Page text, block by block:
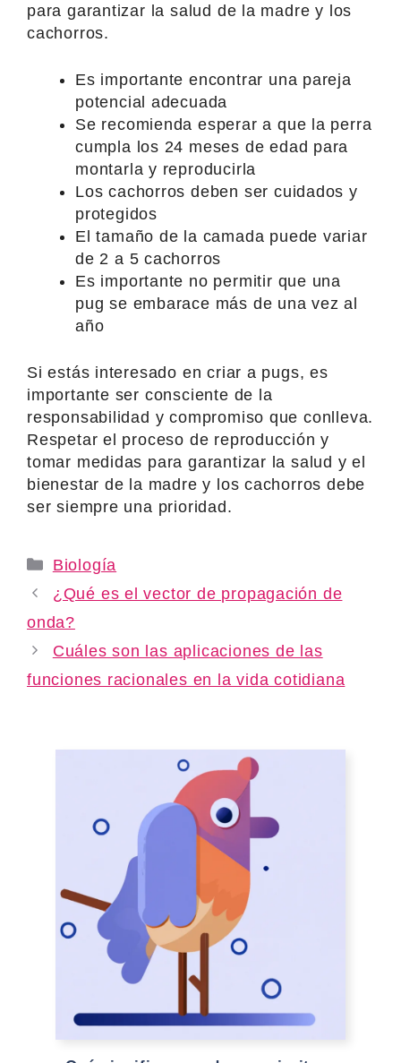
para garantizar la salud de la madre y los
cachorros.
Es importante encontrar una pareja
potencial adecuada
Se recomienda esperar a que la perra
cumpla los 24 meses de edad para
montarla y reproducirla
Los cachorros deben ser cuidados y
protegidos
El tamaño de la camada puede variar
de 2 a 5 cachorros
Es importante no permitir que una
pug se embarace más de una vez al
año
Si estás interesado en criar a pugs, es
importante ser consciente de la
responsabilidad y compromiso que conlleva.
Respetar el proceso de reproducción y
tomar medidas para garantizar la salud y el
bienestar de la madre y los cachorros debe
ser siempre una prioridad.
Categories
Biología
¿Qué es el vector de propagación de
onda?
Cuáles son las aplicaciones de las
funciones racionales en la vida cotidiana